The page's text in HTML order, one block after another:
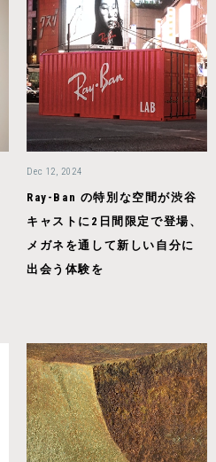
Dec 12, 2024
Ray-Ban の特別な空間が渋谷
キャストに2日間限定で登場、
メガネを通して新しい自分に
出会う体験を